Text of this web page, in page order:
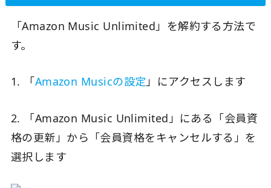
「Amazon Music Unlimited」を解約する方法で
す。
1. 「Amazon Musicの設定」にアクセスします
2. 「Amazon Music Unlimited」にある「会員資
格の更新」から「会員資格をキャンセルする」を
選択します